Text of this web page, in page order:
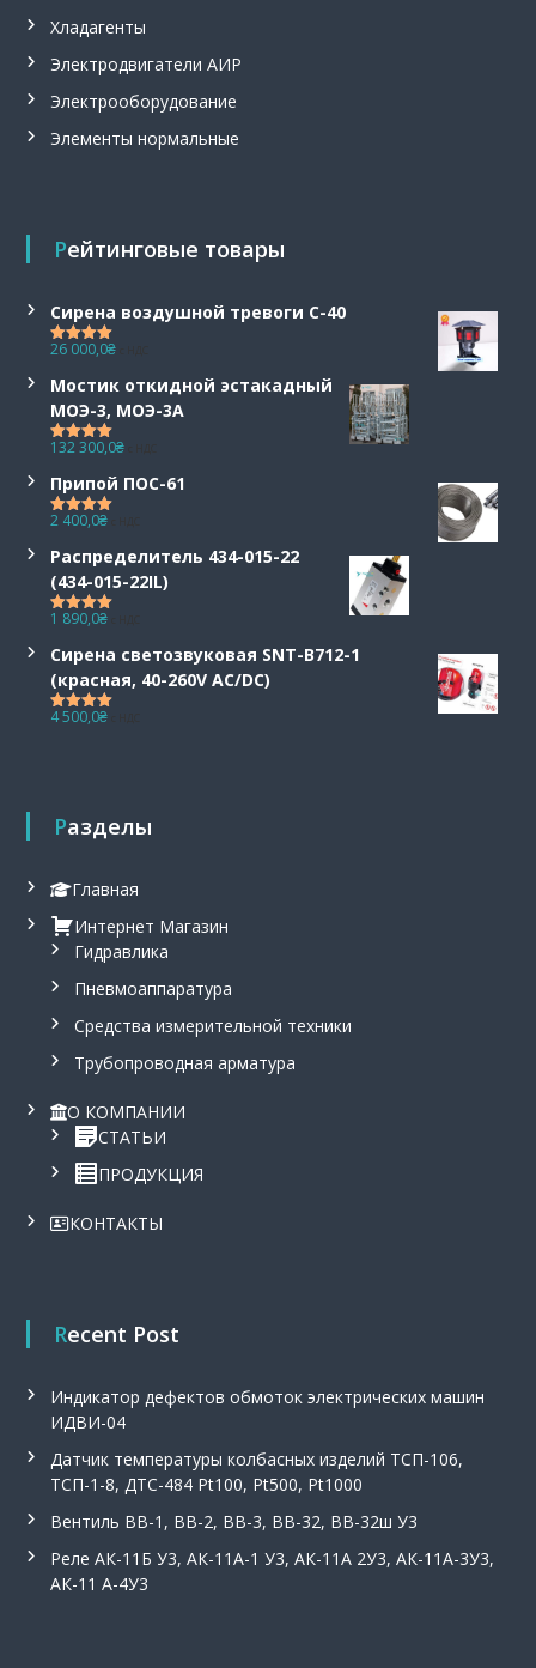
Хладагенты
Электродвигатели АИР
Электрооборудование
Элементы нормальные
Рейтинговые товары
Сирена воздушной тревоги С-40
Оценка5.00
26 000,0₴
Мостик откидной эстакадный
МОЭ-3, МОЭ-3А
Оценка5.00
132 300,0₴
Припой ПОС-61
Оценка5.00
2 400,0₴
Распределитель 434-015-22
(434-015-22IL)
Оценка5.00
1 890,0₴
Сирена светозвуковая SNT-B712-1
(красная, 40-260V AC/DC)
Оценка5.00
4 500,0₴
Разделы
Главная
Интернет Магазин
Гидравлика
Пневмоаппаратура
Средства измерительной техники
Трубопроводная арматура
О КОМПАНИИ
СТАТЬИ
ПРОДУКЦИЯ
КОНТАКТЫ
Recent Post
Индикатор дефектов обмоток электрических машин
ИДВИ-04
Датчик температуры колбасных изделий ТСП-106,
ТСП-1-8, ДТС-484 Pt100, Pt500, Pt1000
Вентиль ВВ-1, ВВ-2, ВВ-3, ВВ-32, ВВ-32ш У3
Реле АК-11Б У3, АК-11А-1 У3, АК-11А 2У3, АК-11А-3У3,
АК-11 А-4У3